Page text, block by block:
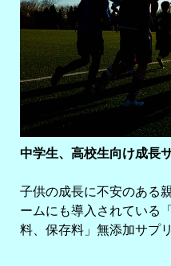
中学生、高校生向け成長
子供の成長に不安のある
ームにも導入されている
料、保存料」無添加サプ